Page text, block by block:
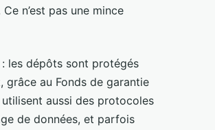
n’est pas une mince
: les dépôts sont protégés
grâce au Fonds de garantie
aussi des protocoles
de données, et parfois